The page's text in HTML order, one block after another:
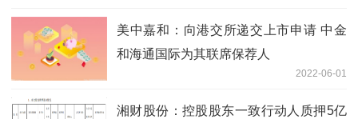
美中嘉和：向港交所递交上市申请 中金
和海通国际为其联席保荐人
2022-06-01
湘财股份：控股股东一致行动人质押5亿